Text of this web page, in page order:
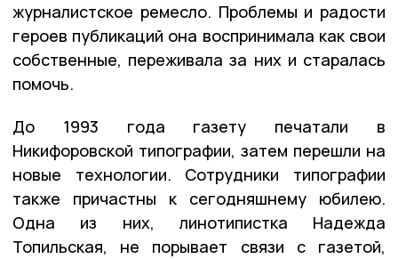
журналистское ремесло. Проблемы и радости
героев публикаций она воспринимала как свои
собственные, переживала за них и старалась
помочь.
До 1993 года газету печатали в
Никифоровской типографии, затем перешли на
новые технологии. Сотрудники типографии
также причастны к сегодняшнему юбилею.
Одна из них, линотипистка Надежда
Топильская, не порывает связи с газетой,